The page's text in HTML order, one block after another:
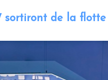
sortiront de la flotte